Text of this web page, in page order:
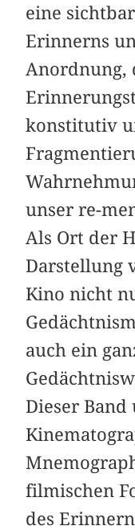
eine
Erinnerns
Anordnung,
konstitutiv
unser re-
Als Ort der
Darstellung
Kino nicht
auch ein
Dieser
filmischen
des